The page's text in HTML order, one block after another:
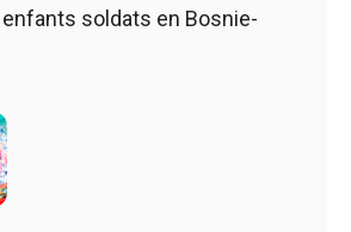
soldats en Bosnie-